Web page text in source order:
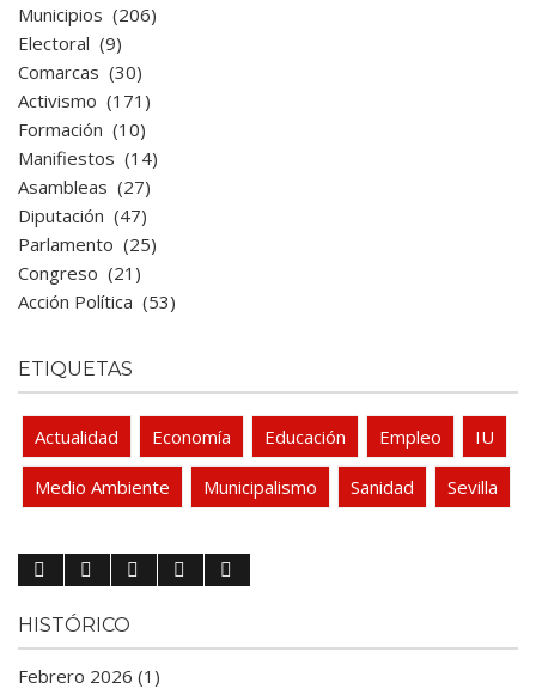
Municipios (206)
Electoral (9)
Comarcas (30)
Activismo (171)
Formación (10)
Manifiestos (14)
Asambleas (27)
Diputación (47)
Parlamento (25)
Congreso (21)
Acción Política (53)
ETIQUETAS
Actualidad Economía Educación Empleo IU
Medio Ambiente Municipalismo Sanidad Sevilla
HISTÓRICO
Febrero 2026 (1)